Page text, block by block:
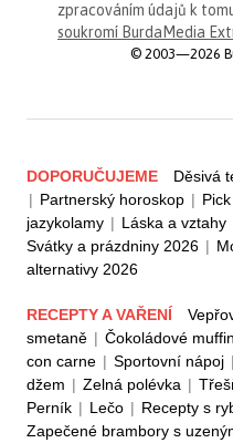
zpracováním údajů k
soukromí BurdaMedia
© 2003—2026
DOPORUČUJEME Děsivá
| Partnerský horoskop |
jazykolamy | Láska a vztahy
Svátky a prázdniny 2026 |
alternativy 2026
RECEPTY A VAŘENÍ
smetaně | Čokoládové
con carne | Sportovní nápoj |
džem | Zelná polévka |
Perník | Lečo | Recepty s
Zapečené brambory s